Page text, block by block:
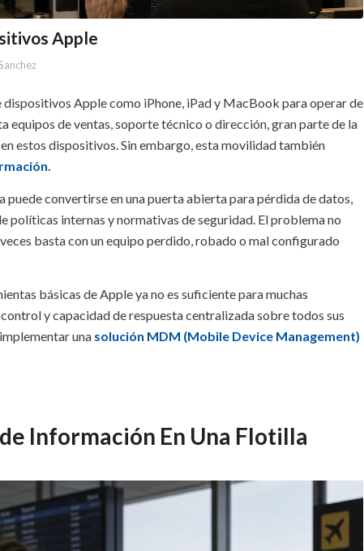
Apple
dispositivos Apple como iPhone, iPad y MacBook para operar de
equipos de ventas, soporte técnico o dirección, gran parte de la
estos dispositivos. Sin embargo, esta movilidad también
convertirse en una puerta abierta para pérdida de datos,
políticas internas y normativas de seguridad. El problema no
basta con un equipo perdido, robado o mal configurado
básicas de Apple ya no es suficiente para muchas
y capacidad de respuesta centralizada sobre todos sus
una solución MDM (Mobile Device Management)
de Información En Una Flotilla